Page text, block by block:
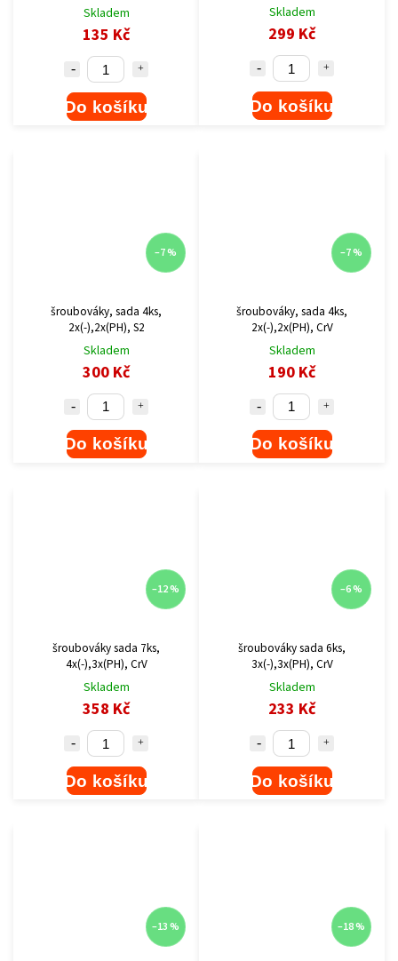
Skladem
135 Kč
Do košíku
Skladem
299 Kč
Do košíku
–7 %
šroubováky, sada 4ks,
2x(-),2x(PH), S2
Skladem
300 Kč
Do košíku
–7 %
šroubováky, sada 4ks,
2x(-),2x(PH), CrV
Skladem
190 Kč
Do košíku
–12 %
šroubováky sada 7ks,
4x(-),3x(PH), CrV
Skladem
358 Kč
Do košíku
–6 %
šroubováky sada 6ks,
3x(-),3x(PH), CrV
Skladem
233 Kč
Do košíku
–13 % –18 %